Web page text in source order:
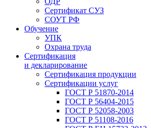
Сертификат СУЗ
СОУТ РФ
Обучение
УПК
Охрана труда
Сертификация
и декларирование
Сертификация продукции
Сертификации услуг
ГОСТ Р 51870-2014
ГОСТ Р 56404-2015
ГОСТ Р 52058-2003
ГОСТ Р 51108-2016